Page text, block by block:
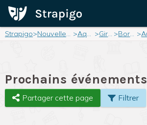
Strapigo> Nouvelle-Aquitaine > Aquitaine > Gironde > Bordeaux >
Prochains événements
Partager cette page Filtrer